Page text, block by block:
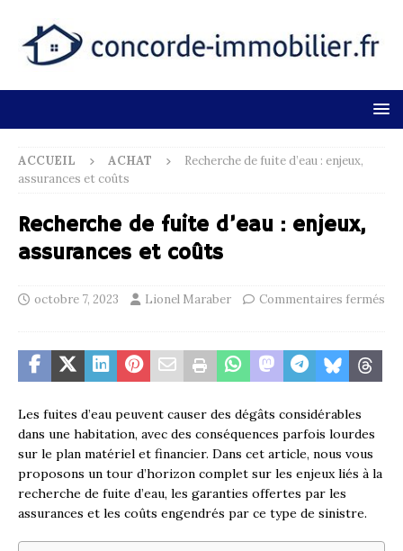
ACCUEIL ACHAT
Recherche de fuite d’eau : enjeux,
assurances et coûts
Recherche de fuite d’eau : enjeux,
assurances et coûts
octobre 7, 2023 Lionel Maraber Commentaires fermés
Les fuites d’eau peuvent causer des dégâts considérables
dans une habitation, avec des conséquences parfois lourdes
sur le plan matériel et financier. Dans cet article, nous vous
proposons un tour d’horizon complet sur les enjeux liés à la
recherche de fuite d’eau, les garanties offertes par les
assurances et les coûts engendrés par ce type de sinistre.